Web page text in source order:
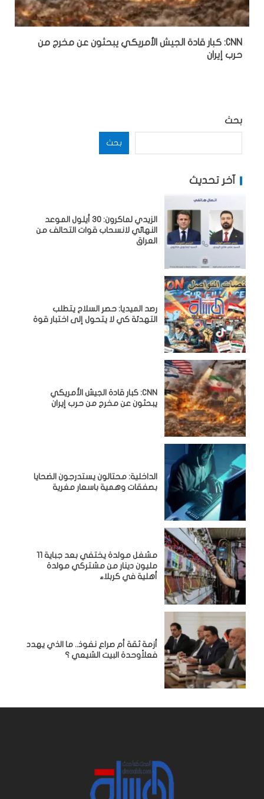
CNN: كبار قادة الجيش الأمريكي يبحثون عن مخرج من
حرب إيران
بحث
بحث
آخر تحديث
الزيدي لماكرون: 30 أيلول الموعد
النهائي لانسحاب قوات التحالف من
العراق
رصد الميديا: حصر السلاح يتطلب
التهدئة كي لا يتحول إلى اختبار قوة
CNN: كبار قادة الجيش الأمريكي
يبحثون عن مخرج من حرب إيران
الداخلية: محتالون يستدرجون الضحايا
بصفقات وهمية باسعار مغرية
مشغل مولدة يختفي بعد جباية 11
مليون دينار من مشتركي مولدة
أهلية في كربلاء
أزمة ثقة أم صراع نفوذ.. ما الذي يهدد
فعلاًوحدة البيت الشيعي ؟